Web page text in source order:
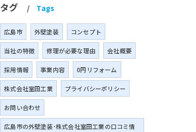
タグ Tags
広島市 外壁塗装 コンセプト
当社の特徴 修理が必要な理由 会社概要
採用情報 事業内容 0円リフォーム
株式会社室田工業 プライバシーポリシー
お問い合わせ
広島市の外壁塗装･株式会社室田工業の口コミ情